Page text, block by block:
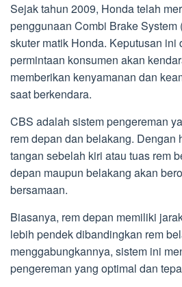
Sejak tahun 2009, Honda telah
penggunaan Combi Brake System
skuter matik Honda. Keputusan ini
permintaan konsumen akan
memberikan kenyamanan dan
saat berkendara.
CBS adalah sistem pengereman
rem depan dan belakang. Dengan
tangan sebelah kiri atau tuas rem
depan maupun belakang akan
bersamaan.
Biasanya, rem depan memiliki
lebih pendek dibandingkan rem
menggabungkannya, sistem ini
pengereman yang optimal dan